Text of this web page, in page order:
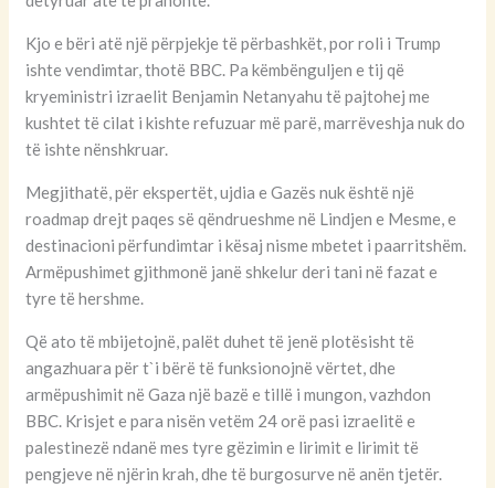
Kjo e bëri atë një përpjekje të përbashkët, por roli i Trump
ishte vendimtar, thotë BBC. Pa këmbënguljen e tij që
kryeministri izraelit Benjamin Netanyahu të pajtohej me
kushtet të cilat i kishte refuzuar më parë, marrëveshja nuk do
të ishte nënshkruar.
Megjithatë, për ekspertët, ujdia e Gazës nuk është një
roadmap drejt paqes së qëndrueshme në Lindjen e Mesme, e
destinacioni përfundimtar i kësaj nisme mbetet i paarritshëm.
Armëpushimet gjithmonë janë shkelur deri tani në fazat e
tyre të hershme.
Që ato të mbijetojnë, palët duhet të jenë plotësisht të
angazhuara për t`i bërë të funksionojnë vërtet, dhe
armëpushimit në Gaza një bazë e tillë i mungon, vazhdon
BBC. Krisjet e para nisën vetëm 24 orë pasi izraelitë e
palestinezë ndanë mes tyre gëzimin e lirimit e lirimit të
pengjeve në njërin krah, dhe të burgosurve në anën tjetër.